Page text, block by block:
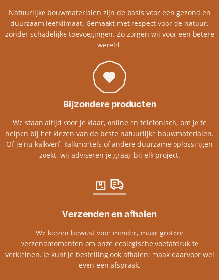
Natuurlijke bouwmaterialen zijn de basis voor een gezond en
duurzaam leefklimaat. Gemaakt met respect voor de natuur,
zonder schadelijke toevoegingen. Zo zorgen wij voor een betere
wereld.
Bijzondere producten
We staan altijd voor je klaar, online en telefonisch, om je te
helpen bij het kiezen van de beste natuurlijke bouwmaterialen.
Of je nu kalkverf, kalkmortels of andere duurzame oplossingen
zoekt, wij adviseren je graag bij elk project.​
Verzenden en afhalen
We kiezen bewust voor minder, maar grotere
verzendmomenten om onze ecologische voetafdruk te
verkleinen. Je kunt je bestelling ook afhalen; maak daarvoor wel
even een afspraak.